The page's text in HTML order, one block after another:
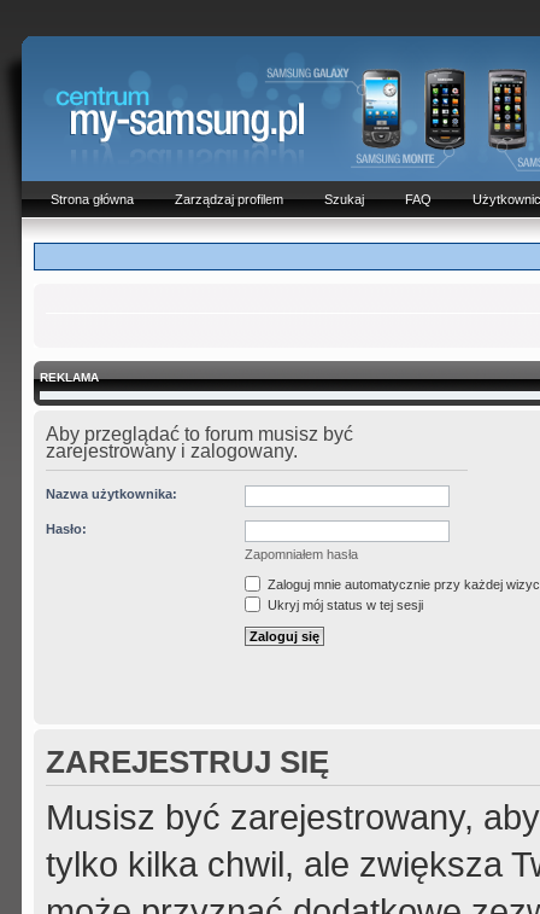
Strona główna Zarządzaj profilem Szukaj FAQ
REKLAMA
Aby przeglądać to forum musisz być
zarejestrowany i zalogowany.
Nazwa użytkownika:
Hasło:
Zapomniałem hasła
Zaloguj mnie automatycznie przy każdej
Ukryj mój status w tej sesji
ZAREJESTRUJ SIĘ
Musisz być zarejestrowany,
tylko kilka chwil, ale zwiększa